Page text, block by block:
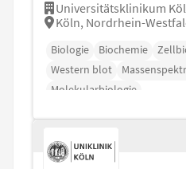
Universitätsklinikum
Köln, Nordrhein-
Biologie Biochemie
Western blot
Molekularbiologie